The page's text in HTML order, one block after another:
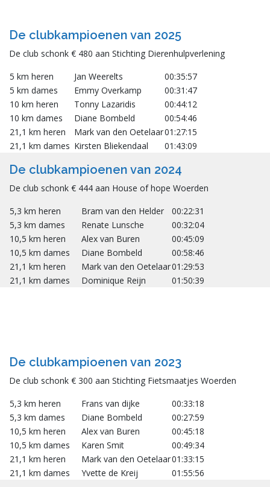
De clubkampioenen van 2025
De club schonk € 480 aan Stichting Dierenhulpverlening
5 km heren
Jan Weerelts
00:35:57
5 km dames
Emmy Overkamp
00:31:47
10 km heren
Tonny Lazaridis
00:44:12
10 km dames
Diane Bombeld
00:54:46
21,1 km heren
Mark van den Oetelaar01:27:15
21,1 km dames Kirsten Bliekendaal 01:43:09
De clubkampioenen van 2024
De club schonk € 444 aan House of hope Woerden
5,3 km heren
Bram van den Helder
00:22:31
5,3 km dames
Renate Lunsche
00:32:04
10,5 km heren
Alex van Buren
00:45:09
10,5 km dames
Diane Bombeld
00:58:46
21,1 km heren
Mark van den Oetelaar01:29:53
21,1 km dames
Dominique Reijn 01:50:39
De clubkampioenen van 2023
De club schonk € 300 aan Stichting Fietsmaatjes Woerden
5,3 km heren
Frans van dijke
00:33:18
5,3 km dames
Diane Bombeld
00:27:59
10,5 km heren
Alex van Buren
00:45:18
10,5 km dames
Karen Smit
00:49:34
21,1 km heren
Mark van den Oetelaar01:33:15
21,1 km dames
Yvette de Kreij 01:55:56